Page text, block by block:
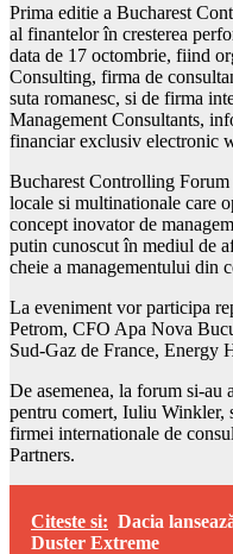
Prima editie a Bucharest
al finantelor în cresterea
data de 17 octombrie, fiind
Consulting, firma de
suta romanesc, si de firma
Management Consultants,
financiar exclusiv electronic
Bucharest Controlling Forum
locale si multinationale care
concept inovator de
putin cunoscut în mediul de
cheie a managementului din
La eveniment vor participa
Petrom, CFO Apa Nova
Sud-Gaz de France, Energy
De asemenea, la forum si-au
pentru comert, Iuliu Winkler,
firmei internationale de
Partners.
Citeste si: Dacia
Duster Extreme